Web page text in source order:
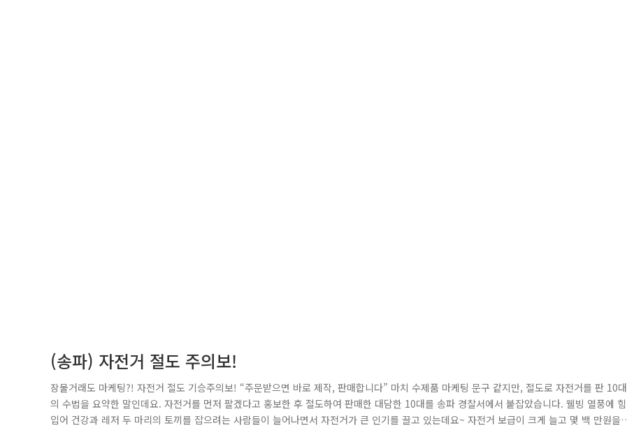
(송파) 자전거 절도 주의보!
장물거래도 마케팅?! 자전거 절도 기승주의보! “주문받으면 바로 제작, 판매합니다” 마치 수제품 마케팅 문구 같지만, 절도로 자전거를 판 10대
의 수법을 요약한 말인데요. 자전거를 먼저 팔겠다고 홍보한 후 절도하여 판매한 대담한 10대를 송파 경찰서에서 붙잡았습니다. 웰빙 열풍에 힘
입어 건강과 레저 두 마리의 토끼를 잡으려는 사람들이 늘어나면서 자전거가 큰 인기를 끌고 있는데요~ 자전거 보급이 크게 늘고 몇 백 만원을